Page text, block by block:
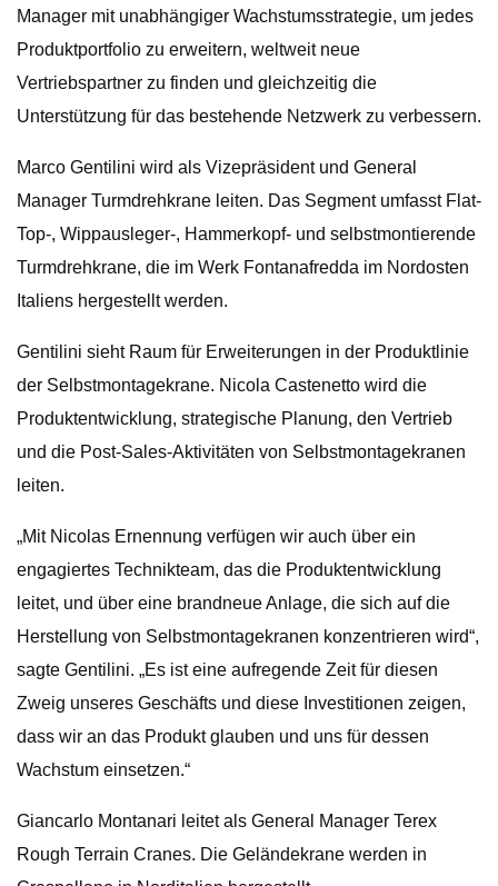
Manager mit unabhängiger Wachstumsstrategie, um jedes
Produktportfolio zu erweitern, weltweit neue
Vertriebspartner zu finden und gleichzeitig die
Unterstützung für das bestehende Netzwerk zu verbessern.
Marco Gentilini wird als Vizepräsident und General
Manager Turmdrehkrane leiten. Das Segment umfasst Flat-
Top-, Wippausleger-, Hammerkopf- und selbstmontierende
Turmdrehkrane, die im Werk Fontanafredda im Nordosten
Italiens hergestellt werden.
Gentilini sieht Raum für Erweiterungen in der Produktlinie
der Selbstmontagekrane. Nicola Castenetto wird die
Produktentwicklung, strategische Planung, den Vertrieb
und die Post-Sales-Aktivitäten von Selbstmontagekranen
leiten.
„Mit Nicolas Ernennung verfügen wir auch über ein
engagiertes Technikteam, das die Produktentwicklung
leitet, und über eine brandneue Anlage, die sich auf die
Herstellung von Selbstmontagekranen konzentrieren wird“,
sagte Gentilini. „Es ist eine aufregende Zeit für diesen
Zweig unseres Geschäfts und diese Investitionen zeigen,
dass wir an das Produkt glauben und uns für dessen
Wachstum einsetzen.“
Giancarlo Montanari leitet als General Manager Terex
Rough Terrain Cranes. Die Geländekrane werden in